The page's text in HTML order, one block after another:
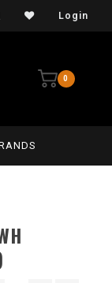
Login
0